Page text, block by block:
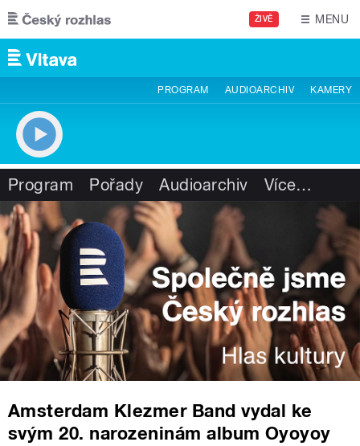
Přejít k hlavnímu obsahu
ŽIVĚ MENU
PROGRAM AUDIOARCHIV KAMERY
Program Pořady Audioarchiv Více…
Amsterdam Klezmer Band vydal ke
svým 20. narozeninám album Oyoyoy